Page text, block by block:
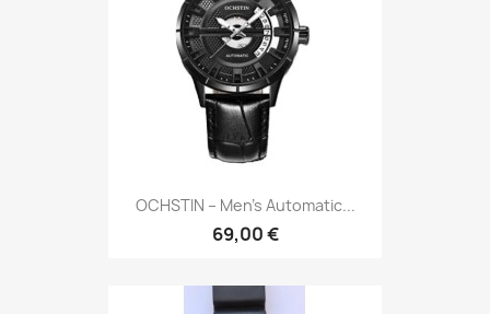
OCHSTIN – Men’s Automatic...
69,00 €